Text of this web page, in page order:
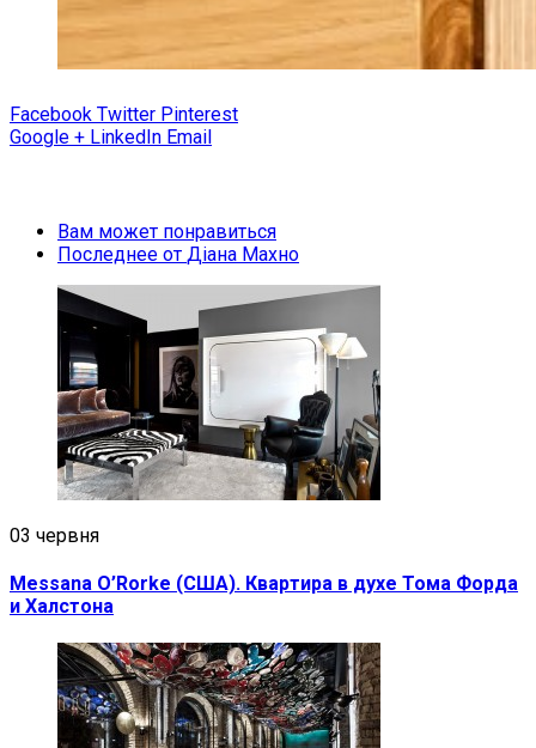
Facebook Twitter Pinterest
Google + LinkedIn Email
Вам может понравиться
Последнее от Діана Махно
03 червня
Messana O’Rorke (США). Квартира в духе Тома Форда
и Халстона